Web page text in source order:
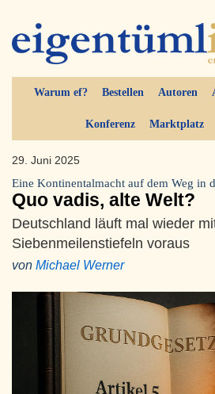
Warum ef? Bestellen Autoren
Konferenz Marktplatz
29. Juni 2025
Eine Kontinentalmacht auf dem Weg in
Quo vadis, alte Welt?
Deutschland läuft mal wieder
Siebenmeilenstiefeln voraus
von Michael Werner